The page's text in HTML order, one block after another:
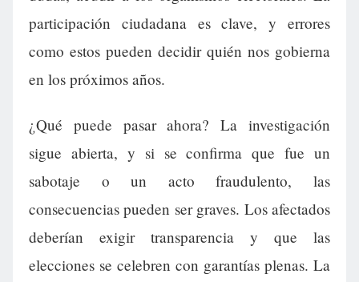
participación ciudadana es clave, y errores
como estos pueden decidir quién nos gobierna
en los próximos años.
¿Qué puede pasar ahora? La investigación
sigue abierta, y si se confirma que fue un
sabotaje o un acto fraudulento, las
consecuencias pueden ser graves. Los afectados
deberían exigir transparencia y que las
elecciones se celebren con garantías plenas. La